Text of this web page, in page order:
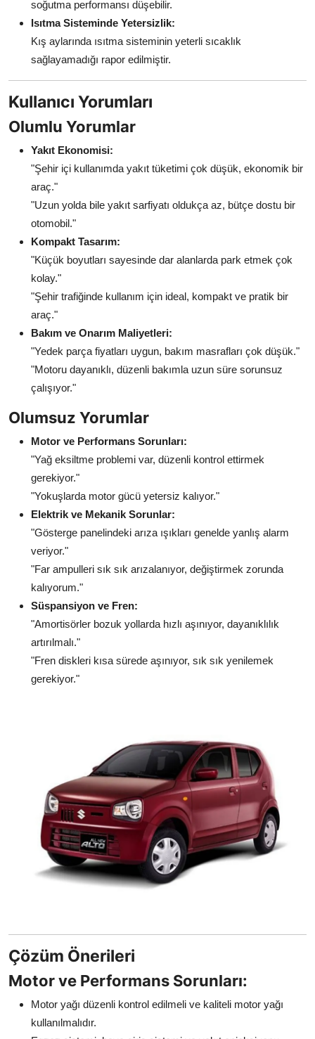
soğutma performansı düşebilir.
Isıtma Sisteminde Yetersizlik:
Kış aylarında ısıtma sisteminin yeterli sıcaklık
sağlayamadığı rapor edilmiştir.
Kullanıcı Yorumları
Olumlu Yorumlar
Yakıt Ekonomisi:
"Şehir içi kullanımda yakıt tüketimi çok düşük, ekonomik bir
araç."
"Uzun yolda bile yakıt sarfiyatı oldukça az, bütçe dostu bir
otomobil."
Kompakt Tasarım:
"Küçük boyutları sayesinde dar alanlarda park etmek çok
kolay."
"Şehir trafiğinde kullanım için ideal, kompakt ve pratik bir
araç."
Bakım ve Onarım Maliyetleri:
"Yedek parça fiyatları uygun, bakım masrafları çok düşük."
"Motoru dayanıklı, düzenli bakımla uzun süre sorunsuz
çalışıyor."
Olumsuz Yorumlar
Motor ve Performans Sorunları:
"Yağ eksiltme problemi var, düzenli kontrol ettirmek
gerekiyor."
"Yokuşlarda motor gücü yetersiz kalıyor."
Elektrik ve Mekanik Sorunlar:
"Gösterge panelindeki arıza ışıkları genelde yanlış alarm
veriyor."
"Far ampulleri sık sık arızalanıyor, değiştirmek zorunda
kalıyorum."
Süspansiyon ve Fren:
"Amortisörler bozuk yollarda hızlı aşınıyor, dayanıklılık
artırılmalı."
"Fren diskleri kısa sürede aşınıyor, sık sık yenilemek
gerekiyor."
Çözüm Önerileri
Motor ve Performans Sorunları:
Motor yağı düzenli kontrol edilmeli ve kaliteli motor yağı
kullanılmalıdır.